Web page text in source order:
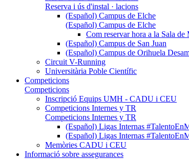
Reserva i ús d'instal · lacions
(Español) Campus de Elche
(Español) Campus de Elche
Com reservar hora a la Sala de
(Español) Campus de San Juan
(Español) Campus de Orihuela
Circuit V-Running
Universitària Poble Científic
Competicions
Competicions
Inscripció Equips UMH - CADU i CEU
Competicions Internes y TR
Competicions Internes y TR
(Español) Ligas Internas
(Español) Ligas Internas
Memòries CADU i CEU
Informació sobre assegurances